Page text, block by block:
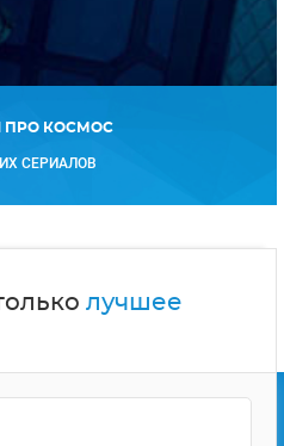
ПРО КОСМОС
СЕРИАЛОВ
лучшее